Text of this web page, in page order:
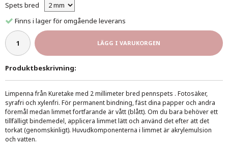
Spets bred
Finns i lager för omgående leverans
LÄGG I VARUKORGEN
Produktbeskrivning:
Limpenna från Kuretake med 2 millimeter bred pennspets . Fotosäker,
syrafri och xylenfri. För permanent bindning, fäst dina papper och andra
föremål medan limmet fortfarande är vått (blått). Om du bara behöver ett
tillfälligt bindemedel, applicera limmet lätt och använd det efter att det
torkat (genomskinligt). Huvudkomponenterna i limmet är akrylemulsion
och vatten.